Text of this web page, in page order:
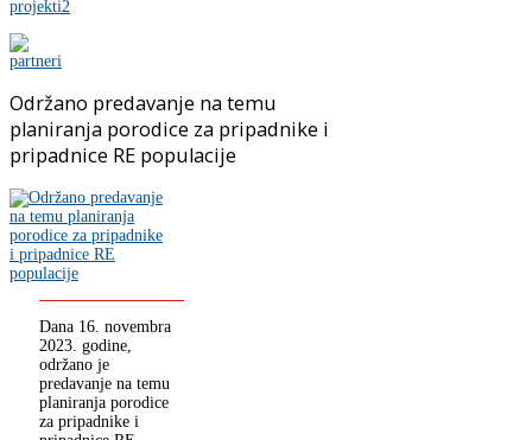
Održano predavanje na temu
planiranja porodice za pripadnike i
pripadnice RE populacije
Dana 16. novembra
2023. godine,
održano je
predavanje na temu
planiranja porodice
za pripadnike i